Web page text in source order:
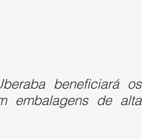
beneficiará os
embalagens de alta